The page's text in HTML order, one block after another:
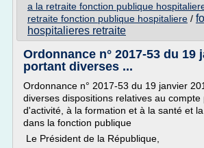
a la retraite fonction publique
retraite fonction publique hospitaliere /
hospitalieres retraite
Ordonnance n° 2017-53 du 19
portant diverses ...
Ordonnance n° 2017-53 du 19 janvier
diverses dispositions relatives au compte
d'activité, à la formation et à la santé et
dans la fonction publique
Le Président de la République,